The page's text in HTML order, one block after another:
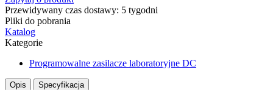
Przewidywany czas dostawy: 5 tygodni
Pliki do pobrania
Katalog
Kategorie
Programowalne zasilacze laboratoryjne DC
Opis Specyfikacja